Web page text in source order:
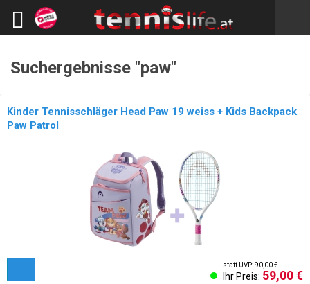
Suchergebnisse "paw"
Kinder Tennisschläger Head Paw 19 weiss + Kids Backpack
Paw Patrol
statt UVP: 90,00 €
Ihr Preis: 59,00 €